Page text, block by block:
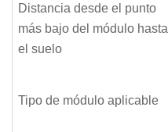
Distancia desde el punto
más bajo del módulo hasta
el suelo
Tipo de módulo aplicable